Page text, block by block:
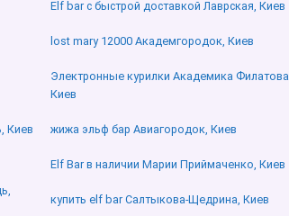
Elf bar с быстрой доставкой Лаврская, Киев
lost mary 12000 Академгородок, Киев
Электронные курилки Академика Филатова,
Киев
Киев жижа эльф бар Авиагородок, Киев
Elf Bar в наличии Марии Приймаченко, Киев
купить elf bar Салтыкова-Щедрина, Киев